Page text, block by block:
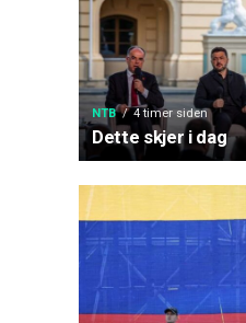
NTB 4 timer siden
Dette skjer i dag